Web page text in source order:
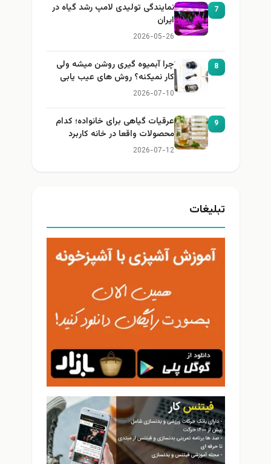
نمایندگی تولیدی لامپ رشد گیاه در
ایران
2026-05-26
چرا آبمیوه گیری روشن میشه ولی
کار نمیکنه؟ روش های عیب یابی
2026-07-10
عرقیات گیاهی برای خانواده؛ کدام
محصولات واقعا در خانه کاربرد
2026-07-12